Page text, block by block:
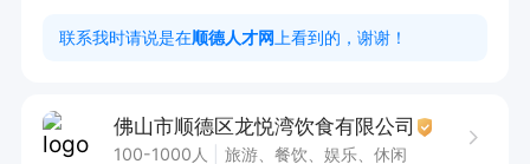
根据酒楼宴席安排灵活调整，需保证寒假期间出勤
联系我时请说是在顺德人才网 上看到的，谢谢！
佛山市顺德区龙悦湾饮食有限公司
100-1000人 旅游、餐饮、娱乐、休闲